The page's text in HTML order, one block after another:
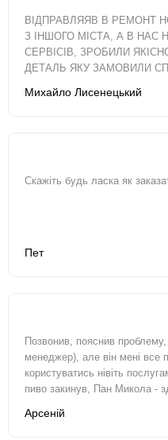
ВІДПРАВЛЯЯВ В РЕМОНТ
З ІНШОГО МІСТА, А В
СЕРВІСІВ, ЗРОБИЛИ
ДЕТАЛЬ ЯКУ ЗАМОВИЛИ
Михайло Лисенецький
Скажіть будь ласка як
Пет
Позвонив, пояснив
менеджер), але він мені все
користуватись нівіть
пиво закинув, Пан Микола -
Арсеній